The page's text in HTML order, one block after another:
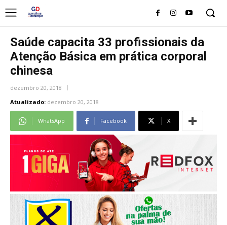
Saúde capacita 33 profissionais da
Atenção Básica em prática corporal
chinesa
dezembro 20, 2018
Atualizado: dezembro 20, 2018
WhatsApp Facebook X